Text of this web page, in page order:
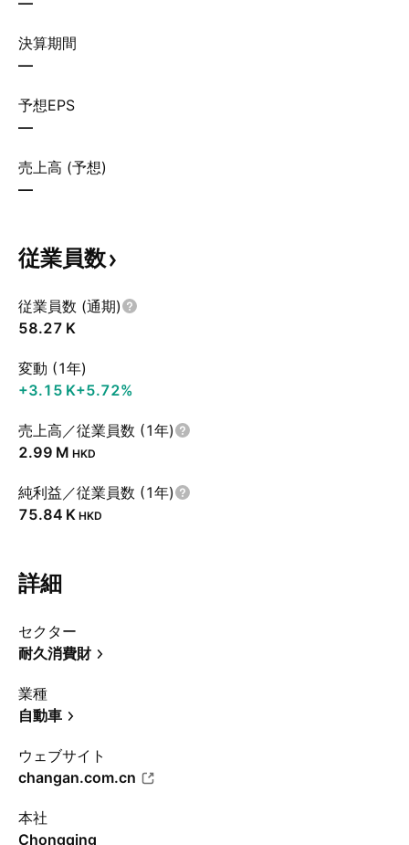
決算期間
—
予想EPS
—
売上高 (予想)
—
従業員数
従業員数 (通期)
‪58.27 K‬
変動 (1年)
‪+3.15 K‬+5.72%
売上高／従業員数 (1年)
‪2.99 M‬ HKD
純利益／従業員数 (1年)
‪75.84 K‬ HKD
詳細
セクター
耐久消費財
業種
自動車
ウェブサイト
changan.com.cn
本社
Chongqing